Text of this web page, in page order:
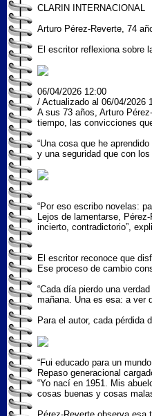
CLARIN INTERNACIONAL
Arturo Pérez-Reverte, 74
El escritor reflexiona sobre
06/04/2026 12:00
/ Actualizado al 06/04/2026
A sus 73 años, Arturo
tiempo, las convicciones
“Una cosa que he
y una seguridad que con
“Por eso escribo novelas:
Lejos de lamentarse,
incierto, contradictorio”,
El escritor reconoce que
Ese proceso de cambio
“Cada día pierdo una
mañana. Una es esa: a ver
Para el autor, cada pérdida
“Fui educado para un
Repaso generacional
“Yo nací en 1951. Mis
cosas buenas y cosas